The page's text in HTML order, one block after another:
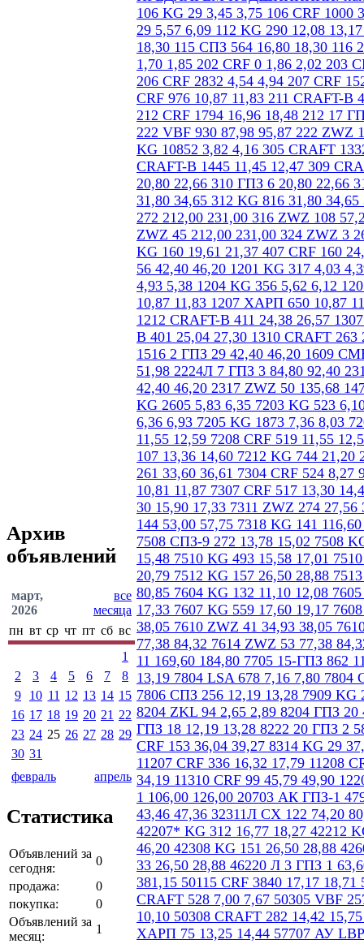
Архив
объявлений
март,
2026
все
месяца
пн вт ср чт пт сб вс
1
2
3 4 5 6 7
8
9
10 11 12 13 14 15
16 17 18 19 20 21 22
23 24 25 26 27 28 29
30 31
февраль
апрель
Статистика
Объявлений за
сегодня:
0
продажа:
0
покупка:
0
Объявлений за
месяц:
1